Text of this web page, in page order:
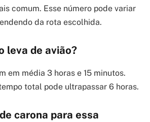
comum. Esse número pode variar
da rota escolhida.
leva de avião?
em média 3 horas e 15 minutos.
total pode ultrapassar 6 horas.
carona para essa